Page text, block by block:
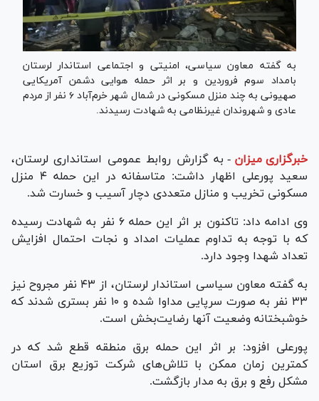
به گفته معاون سیاسی، امنیتی و اجتماعی استاندار لرستان
بامداد سوم فروردین و بر اثر حمله هوایی دشمن آمریکایی
صهیونی به چند منزل مسکونی در شمال شهر خرم‌آباد ۶ نفر از مردم
عادی و شهروندان غیرنظامی به شهادت رسیدند.
خبرگزاری میزان - به گزارش روابط عمومی استانداری لرستان،
سعید پورعلی اظهار داشت: متاسفانه در این حمله ۴ منزل
مسکونی تخریب و منازل متعددی دچار آسیب و خسارت شد.
وی ادامه داد: تاکنون بر اثر این حمله ۶ نفر به شهادت رسیده
که با توجه به تداوم عملیات امداد و نجات احتمال افزایش
تعداد شهدا وجود دارد.
به گفته معاون سیاسی استاندار لرستان، از ۴۳ نفر مجروح نیز
۳۳ نفر به صورت سرپایی مداوا شده و ۱۰ نفر بستری شدند که
خوشبختانه وضعیت آنها رضایت‌بخش است.
پورعلی افزود: بر اثر این حمله برق منطقه قطع شد که در
کمترین زمان ممکن با تلاش‌های شرکت توزیع برق استان
مشکل رفع و برق به مدار بازگشت.